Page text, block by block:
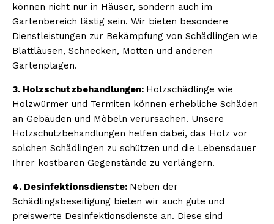
können nicht nur in Häuser, sondern auch im
Gartenbereich lästig sein. Wir bieten besondere
Dienstleistungen zur Bekämpfung von Schädlingen wie
Blattläusen, Schnecken, Motten und anderen
Gartenplagen.
3. Holzschutzbehandlungen: Holzschädlinge wie
Holzwürmer und Termiten können erhebliche Schäden
an Gebäuden und Möbeln verursachen. Unsere
Holzschutzbehandlungen helfen dabei, das Holz vor
solchen Schädlingen zu schützen und die Lebensdauer
Ihrer kostbaren Gegenstände zu verlängern.
4. Desinfektionsdienste: Neben der
Schädlingsbeseitigung bieten wir auch gute und
preiswerte Desinfektionsdienste an. Diese sind